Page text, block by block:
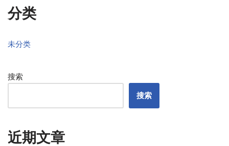
分类
未分类
搜索
搜索
近期文章